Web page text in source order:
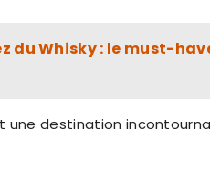
du Whisky : le must-
une destination